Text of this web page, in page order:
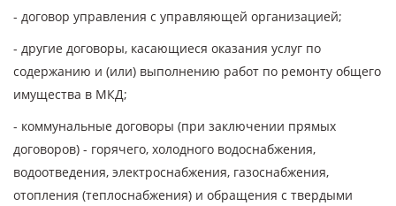
- договор управления с управляющей организацией;
- другие договоры, касающиеся оказания услуг по
содержанию и (или) выполнению работ по ремонту общего
имущества в МКД;
- коммунальные договоры (при заключении прямых
договоров) - горячего, холодного водоснабжения,
водоотведения, электроснабжения, газоснабжения,
отопления (теплоснабжения) и обращения с твердыми